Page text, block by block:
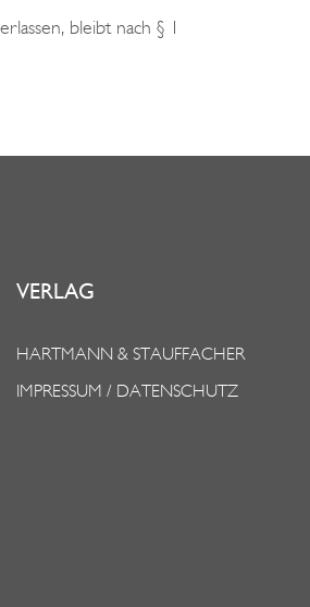
bleibt nach § 1
VERLAG
HARTMANN & STAUFFACHER
IMPRESSUM / DATENSCHUTZ